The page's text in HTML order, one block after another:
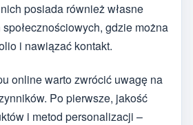
posiada również własne
gdzie można
i nawiązać kontakt.
online warto zwrócić uwagę na
Po pierwsze, jakość
i metod personalizacji –